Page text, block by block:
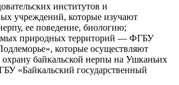
институтов и
учреждений, которые изучают
ее поведение, биологию;
природных территорий — ФГБУ
которые осуществляют
байкальской нерпы на Ушканьих
«Байкальский государственный